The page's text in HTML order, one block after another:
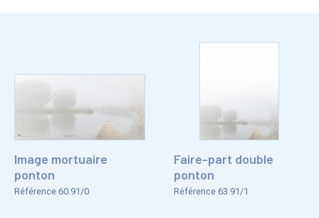
Image mortuaire
ponton
Référence 60.91/0
Faire-part double
ponton
Référence 63.91/1